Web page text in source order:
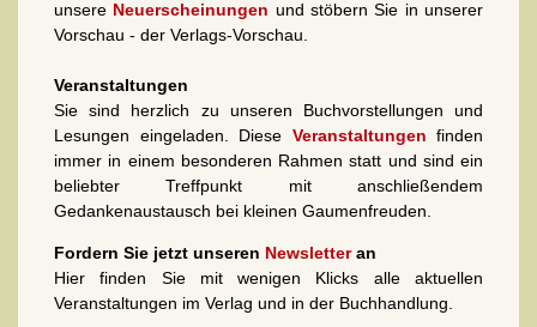
unsere Neuerscheinungen und stöbern Sie in unserer
Vorschau - der Verlags-Vorschau.
Veranstaltungen
Sie sind herzlich zu unseren Buchvorstellungen und
Lesungen eingeladen. Diese Veranstaltungen finden
immer in einem besonderen Rahmen statt und sind ein
beliebter Treffpunkt mit anschließendem
Gedankenaustausch bei kleinen Gaumenfreuden.
Fordern Sie jetzt unseren Newsletteran
Hier finden Sie mit wenigen Klicks alle aktuellen
Veranstaltungen im Verlag und in der Buchhandlung.